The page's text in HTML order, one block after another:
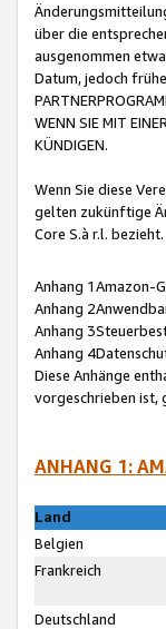
über die
ausgenommen
Datum, jedoch
WENN SIE MIT
KÜNDIGEN.
Wenn Sie diese
gelten zukünftige
Core S.à r.l. bezieht.
Anhang 1Amazon-
Anhang
Anhang
Anhang
Diese Anhänge
vorgeschrieben ist,
ANHANG 1:
Land
Belgien
Frankreich
Deutschland